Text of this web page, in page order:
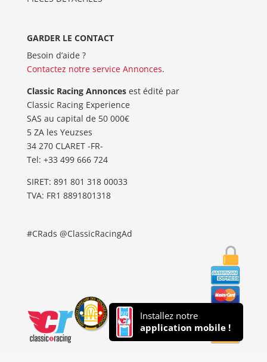
GARDER LE CONTACT
Besoin d’aide ?
Contactez notre service Annonces.
Classic Racing Annoncesest édité par
Classic Racing Experience
SAS au capital de 50 000€
5 ZA les Yeuzses
34 270 CLARET -FR-
Tel: ‭+33 499 666 724‬
SIRET: 891 801 318 00033
TVA: FR1 8891801318
#CRads @ClassicRacingAd
Installez notre
application mobile !